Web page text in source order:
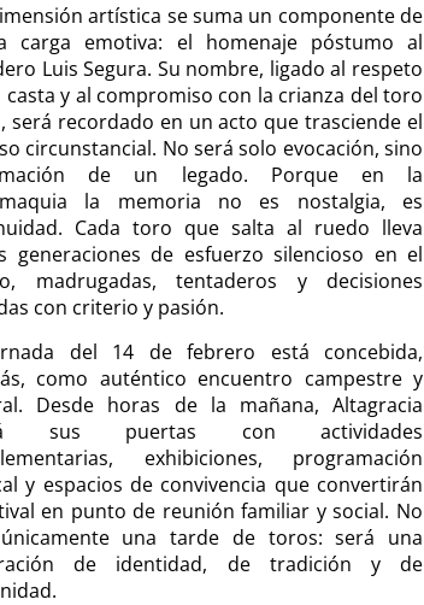
artística se suma un componente de
carga emotiva: el homenaje póstumo al
Luis Segura. Su nombre, ligado al respeto
casta y al compromiso con la crianza del toro
será recordado en un acto que trasciende el
circunstancial. No será solo evocación, sino
de un legado. Porque en la
la memoria no es nostalgia, es
Cada toro que salta al ruedo lleva
generaciones de esfuerzo silencioso en el
madrugadas, tentaderos y decisiones
con criterio y pasión.
del 14 de febrero está concebida,
como auténtico encuentro campestre y
Desde horas de la mañana, Altagracia
sus puertas con actividades
exhibiciones, programación
y espacios de convivencia que convertirán
en punto de reunión familiar y social. No
una tarde de toros: será una
de identidad, de tradición y de